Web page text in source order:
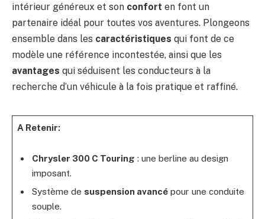
intérieur généreux et son confort en font un
partenaire idéal pour toutes vos aventures. Plongeons
ensemble dans les caractéristiques qui font de ce
modèle une référence incontestée, ainsi que les
avantages qui séduisent les conducteurs à la
recherche d’un véhicule à la fois pratique et raffiné.
A Retenir:
Chrysler 300 C Touring : une berline au design
imposant.
Système de suspension avancépour une conduite
souple.